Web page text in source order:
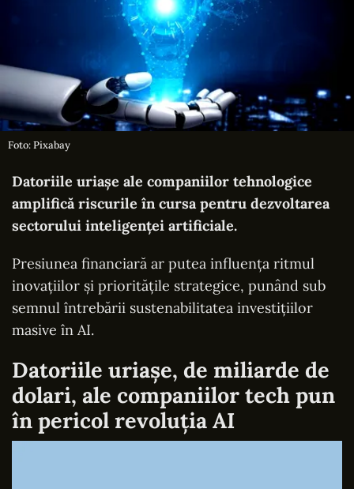
Foto: Pixabay
Datoriile uriașe ale companiilor tehnologice
amplifică riscurile în cursa pentru dezvoltarea
sectorului inteligenței artificiale.
Presiunea financiară ar putea influența ritmul
inovațiilor și prioritățile strategice, punând sub
semnul întrebării sustenabilitatea investițiilor
masive în AI.
Datoriile uriașe, de miliarde de
dolari, ale companiilor tech pun
în pericol revoluția AI